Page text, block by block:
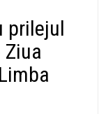
prilejul